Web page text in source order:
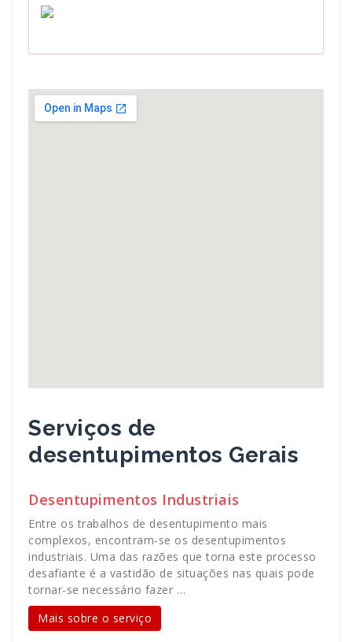
Serviços de
desentupimentos Gerais
Desentupimentos Industriais
Entre os trabalhos de desentupimento mais
complexos, encontram-se os desentupimentos
industriais. Uma das razões que torna este processo
desafiante é a vastidão de situações nas quais pode
tornar-se necessário fazer …
Mais sobre o serviço